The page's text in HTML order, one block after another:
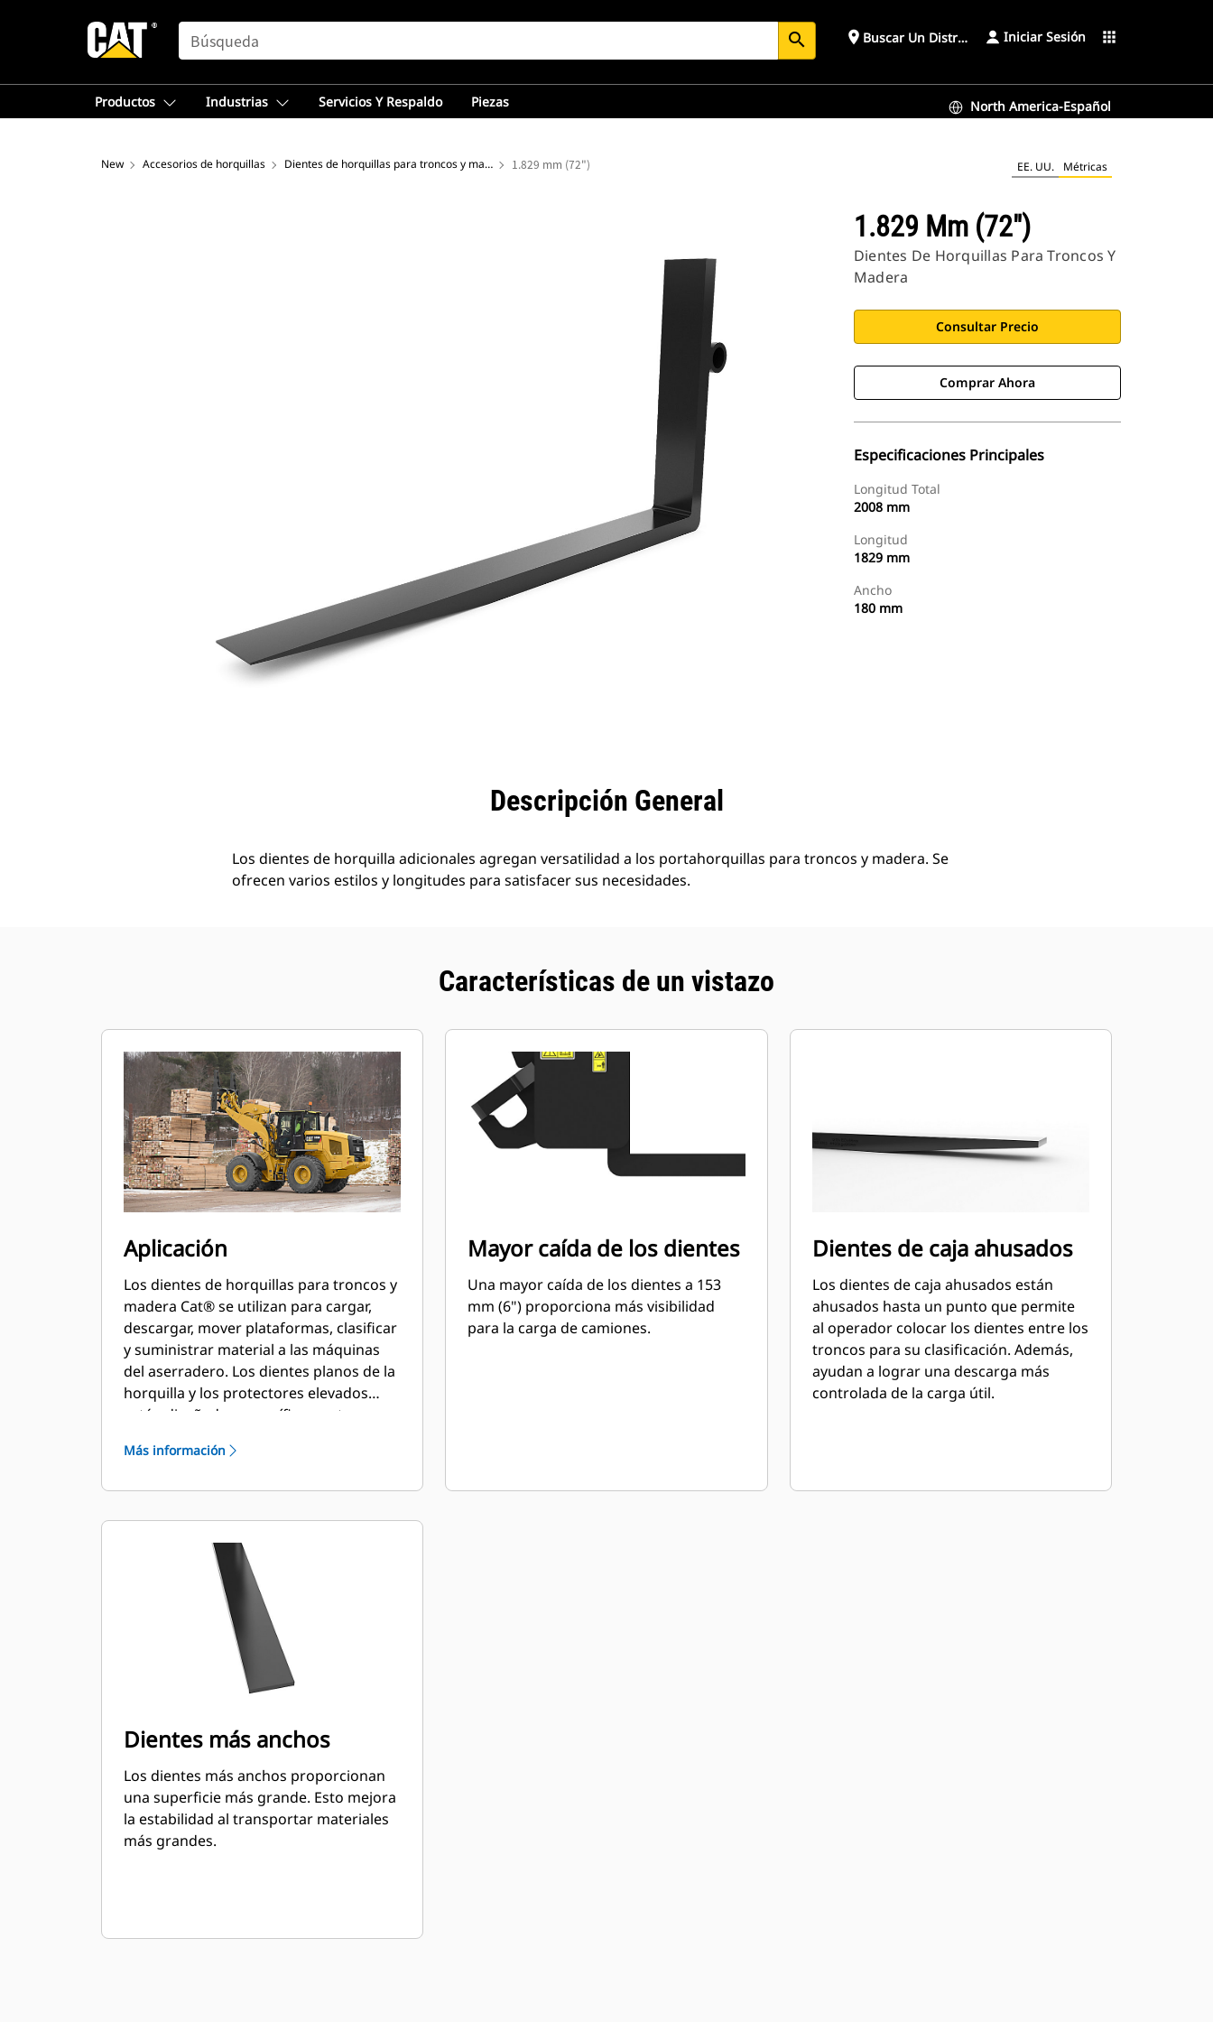
SEARCH search place Buscar Un Distribuidor Iniciar Sesión apps
Productos Industrias Servicios Y Respaldo Piezas North America-Español
New Accesorios de horquillas Dientes de horquillas para troncos y madera 1.829 mm (72") EE. UU. Métricas
1.829 Mm (72")
Dientes De Horquillas Para Troncos Y
Madera
Consultar Precio
Comprar Ahora
Especificaciones Principales
Longitud Total
2008 mm
Longitud
1829 mm
Ancho
180 mm
Descripción General
Los dientes de horquilla adicionales agregan versatilidad a los portahorquillas para troncos y madera. Se
ofrecen varios estilos y longitudes para satisfacer sus necesidades.
Características de un vistazo
Aplicación
Los dientes de horquillas para troncos y
madera Cat® se utilizan para cargar,
descargar, mover plataformas, clasificar
y suministrar material a las máquinas
del aserradero. Los dientes planos de la
horquilla y los protectores elevados
están diseñados específicamente para
sin procesar y madera apilada.
Más información
Mayor caída de los dientes
Una mayor caída de los dientes a 153
mm (6") proporciona más visibilidad
para la carga de camiones.
Dientes de caja ahusados
Los dientes de caja ahusados están
ahusados hasta un punto que permite
al operador colocar los dientes entre los
troncos para su clasificación. Además,
ayudan a lograr una descarga más
controlada de la carga útil.
Dientes más anchos
Los dientes más anchos proporcionan
una superficie más grande. Esto mejora
la estabilidad al transportar materiales
más grandes.